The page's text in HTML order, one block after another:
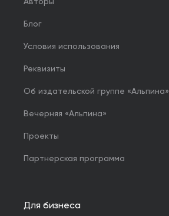
Авторы
Блог
Условия использования
Реквизиты
Об издательской группе «Альпина»
Вечерняя «Альпина»
Проекты
Партнерская программа
Для бизнеса